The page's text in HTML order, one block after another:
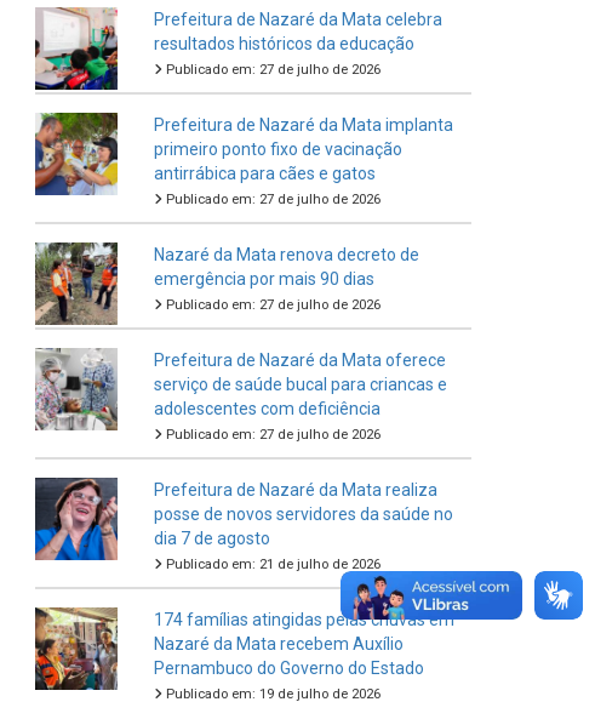
Prefeitura de Nazaré da Mata celebra
resultados históricos da educação
Publicado em: 27 de julho de 2026
Prefeitura de Nazaré da Mata implanta
primeiro ponto fixo de vacinação
antirrábica para cães e gatos
Publicado em: 27 de julho de 2026
Nazaré da Mata renova decreto de
emergência por mais 90 dias
Publicado em: 27 de julho de 2026
Prefeitura de Nazaré da Mata oferece
serviço de saúde bucal para criancas e
adolescentes com deficiência
Publicado em: 27 de julho de 2026
Prefeitura de Nazaré da Mata realiza
posse de novos servidores da saúde no
dia 7 de agosto
Publicado em: 21 de julho de 2026
174 famílias atingidas pelas chuvas em
Nazaré da Mata recebem Auxílio
Pernambuco do Governo do Estado
Publicado em: 19 de julho de 2026